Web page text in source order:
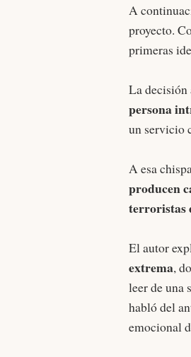
A
proyecto.
primeras
La decisión
persona
un servicio
A esa
producen
terroristas
El autor
extrema,
leer de una
habló del
emocional